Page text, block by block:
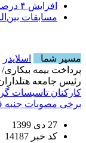
افزایش ۴ درصدی تصادفات فوتی در جاده‌های اردبیل
مسابقات
مسیر شما
اسلایدر
پرداخت بیمه
رئیس جامعه
برخی مصوبات جنبه
27 دی 1399
کد خبر 14187